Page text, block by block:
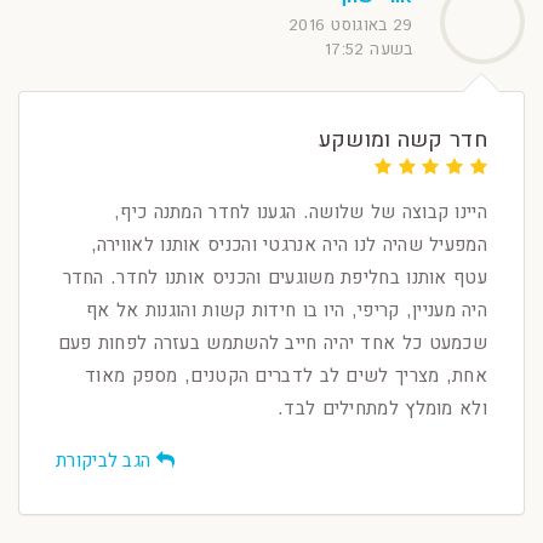
29 באוגוסט 2016
בשעה 17:52
חדר קשה ומושקע
היינו קבוצה של שלושה. הגענו לחדר המתנה כיף,
המפעיל שהיה לנו היה אנרגטי והכניס אותנו לאווירה,
עטף אותנו בחליפת משוגעים והכניס אותנו לחדר. החדר
היה מעניין, קריפי, היו בו חידות קשות והוגנות אל אף
שכמעט כל אחד יהיה חייב להשתמש בעזרה לפחות פעם
אחת, מצריך לשים לב לדברים הקטנים, מספק מאוד
ולא מומלץ למתחילים לבד.
הגב לביקורת